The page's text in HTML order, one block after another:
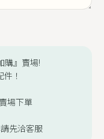
購』賣場!
！
場下單
先洽客服